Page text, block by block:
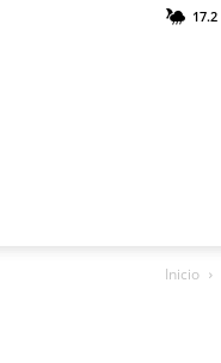
17.2
Inicio